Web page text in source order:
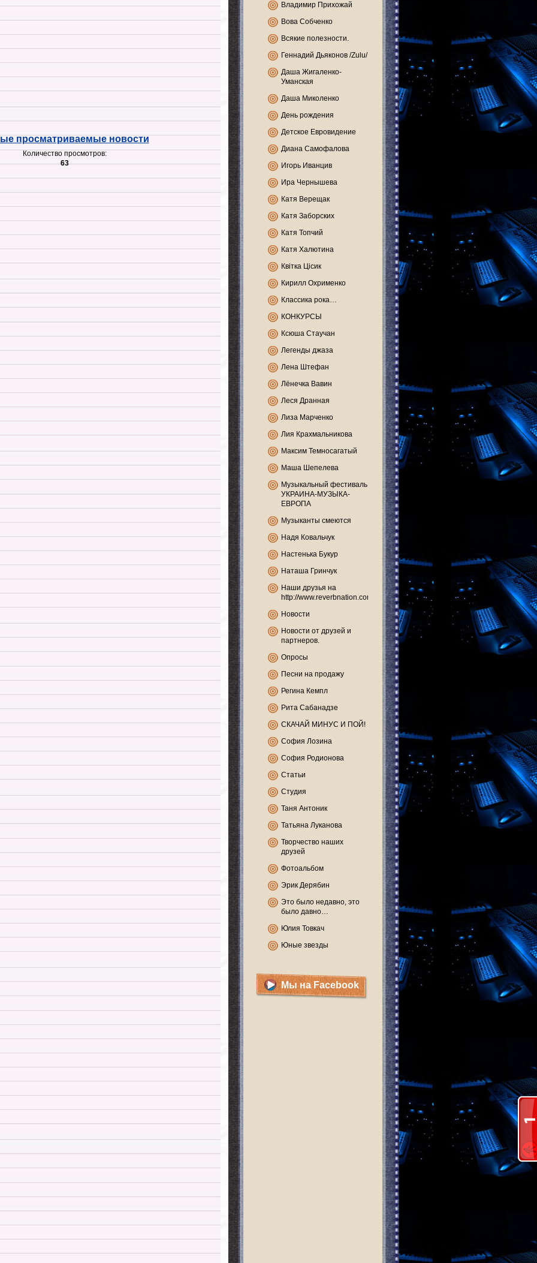
просматриваемые новости
Количество просмотров:
63
Владимир Прихожай
Вова Собченко
Всякие полезности.
Геннадий Дьяконов /Zulu/
Даша Жигаленко-
Уманская
Даша Миколенко
День рождения
Детское Евровидение
Диана Самофалова
Игорь Иванцив
Ира Чернышева
Катя Верещак
Катя Заборских
Катя Топчий
Катя Халютина
Квітка Цісик
Кирилл Охрименко
Классика рока…
КОНКУРСЫ
Ксюша Стаучан
Легенды джаза
Лена Штефан
Лёнечка Вавин
Леся Дранная
Лиза Марченко
Лия Крахмальникова
Максим Темносагатый
Маша Шепелева
Музыкальный фестиваль
УКРАИНА-МУЗЫКА-
ЕВРОПА
Музыканты смеются
Надя Ковальчук
Настенька Букур
Наташа Гринчук
Наши друзья на
http://www.reverbnation.com
Новости
Новости от друзей и
партнеров.
Опросы
Песни на продажу
Регина Кемпл
Рита Сабанадзе
СКАЧАЙ МИНУС И ПОЙ!
София Лозина
София Родионова
Статьи
Студия
Таня Антоник
Татьяна Луканова
Творчество наших
друзей
Фотоальбом
Эрик Дерябин
Это было недавно, это
было давно…
Юлия Товкач
Юные звезды
Мы на Facebook